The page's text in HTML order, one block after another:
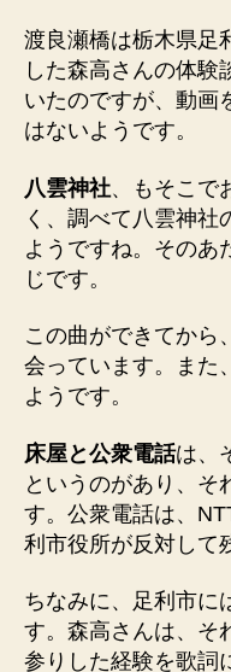
の
渡良瀬橋は栃木県足
した森高さんの体験
いたのですが、動画
はないようです。
八雲神社、もそこで
く、調べて八雲神社
ようですね。そのあ
じです。
この曲ができてから
会っています。また
ようです。
床屋と公衆電話は、
というのがあり、そ
す。公衆電話は、
利市役所が反対して
ちなみに、足利市に
す。森高さんは、そ
参りした経験を歌詞